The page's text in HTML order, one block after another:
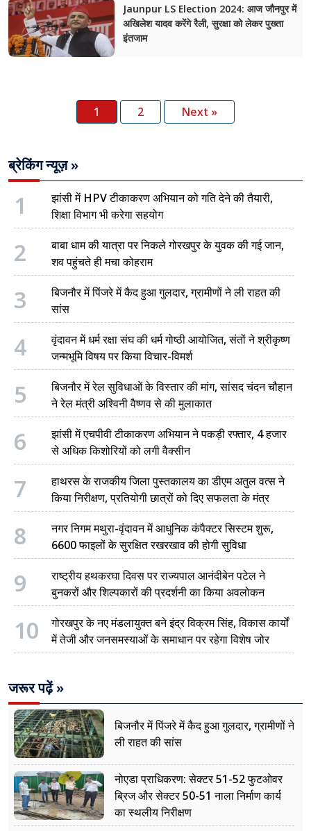
Jaunpur LS Election 2024: आज जौनपुर में
अखिलेश यादव करेंगे रैली, सुरक्षा को लेकर पुख्ता
इंतजाम
1 2 Next »
ब्रेकिंग न्यूज़ »
1
झांसी में HPV टीकाकरण अभियान को गति देने की तैयारी,
शिक्षा विभाग भी करेगा सहयोग
2
बाबा धाम की यात्रा पर निकले गोरखपुर के युवक की गई जान,
शव पहुंचते ही मचा कोहराम
3
बिजनौर में पिंजरे में कैद हुआ गुलदार, ग्रामीणों ने ली राहत की
सांस
4
वृंदावन में धर्म रक्षा संघ की धर्म गोष्ठी आयोजित, संतों ने श्रीकृष्ण
जन्मभूमि विषय पर किया विचार-विमर्श
5
बिजनौर में रेल सुविधाओं के विस्तार की मांग, सांसद चंदन चौहान
ने रेल मंत्री अश्विनी वैष्णव से की मुलाकात
6
झांसी में एचपीवी टीकाकरण अभियान ने पकड़ी रफ्तार, 4 हजार
से अधिक किशोरियों को लगी वैक्सीन
7
हाथरस के राजकीय जिला पुस्तकालय का डीएम अतुल वत्स ने
किया निरीक्षण, प्रतियोगी छात्रों को दिए सफलता के मंत्र
8
नगर निगम मथुरा-वृंदावन में आधुनिक कंपैक्टर सिस्टम शुरू,
6600 फाइलों के सुरक्षित रखरखाव की होगी सुविधा
9
राष्ट्रीय हथकरघा दिवस पर राज्यपाल आनंदीबेन पटेल ने
बुनकरों और शिल्पकारों की प्रदर्शनी का किया अवलोकन
10
गोरखपुर के नए मंडलायुक्त बने इंद्र विक्रम सिंह, विकास कार्यों
में तेजी और जनसमस्याओं के समाधान पर रहेगा विशेष जोर
जरूर पढ़ें »
बिजनौर में पिंजरे में कैद हुआ गुलदार, ग्रामीणों ने
ली राहत की सांस
नोएडा प्राधिकरण: सेक्टर 51-52 फुटओवर
ब्रिज और सेक्टर 50-51 नाला निर्माण कार्य
का स्थलीय निरीक्षण